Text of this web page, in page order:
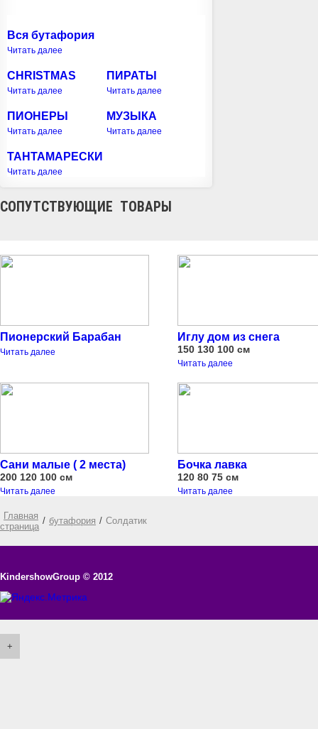
Вся бутафория
Читать далее
CHRISTMAS
Читать далее
ПИРАТЫ
Читать далее
ПИОНЕРЫ
Читать далее
МУЗЫКА
Читать далее
ТАНТАМАРЕСКИ
Читать далее
СОПУТСТВУЮЩИЕ ТОВАРЫ
Пионерский Барабан
Читать далее
Иглу дом из снега
150 130 100 см
Читать далее
Сани малые ( 2 места)
200 120 100 см
Читать далее
Бочка лавка
120 80 75 см
Читать далее
Главная
страница
/ бутафория / Солдатик
KindershowGroup © 2012
+